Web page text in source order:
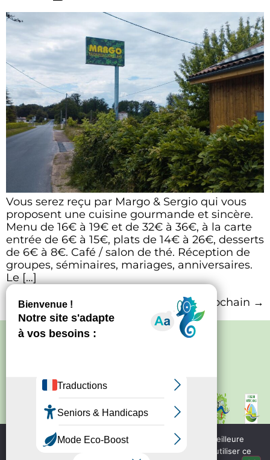
Vous serez reçu par Margo & Sergio qui vous
proposent une cuisine gourmande et sincère.
Menu de 16€ à 19€ et de 32€ à 36€, à la carte
entrée de 6€ à 15€, plats de 14€ à 26€, desserts
de 6€ à 8€. Café / salon de thé. Réception de
groupes, séminaires, mariages, anniversaires.
Le […]
Prochain →
Site créé par
Politique de confidentialité
Mentions
touristique de Nontron
Bureau d'information
Nous utilisons des cookies pour vous garantir la meilleure
expérience sur notre site web. Si vous continuez à utiliser ce